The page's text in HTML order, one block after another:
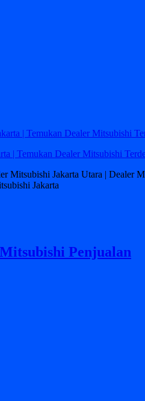
| Temukan Dealer Mitsubishi
Mitsubishi Jakarta Utara |
Jakarta
Penjualan